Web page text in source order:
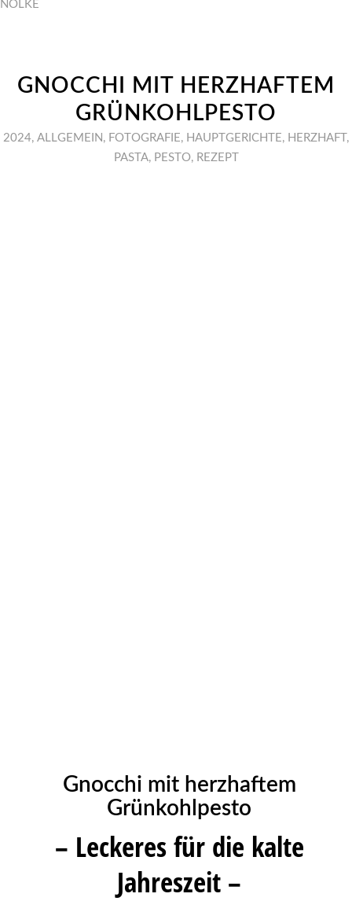
NÖLKE
GNOCCHI MIT HERZHAFTEM
GRÜNKOHLPESTO
2024, ALLGEMEIN , FOTOGRAFIE , HAUPTGERICHTE , HERZHAFT ,
PASTA, PESTO, REZEPT
Gnocchi mit herzhaftem
Grünkohlpesto
– Leckeres für die kalte
Jahreszeit –